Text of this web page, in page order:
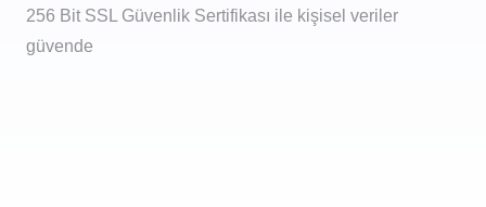
256 Bit SSL Güvenlik Sertifikası ile kişisel veriler
güvende